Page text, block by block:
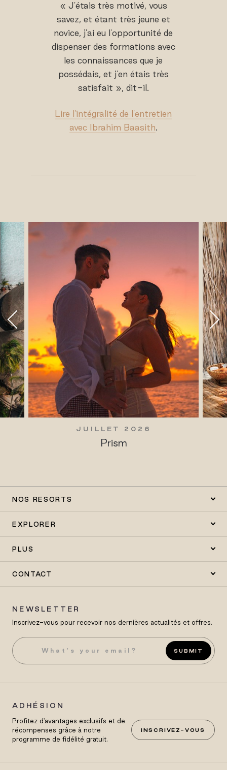
« J'étais très motivé, vous
savez, et étant très jeune et
novice, j'ai eu l'opportunité de
dispenser des formations avec
les connaissances que je
possédais, et j'en étais très
satisfait », dit-il.
Lire l'intégralité de l'entretien
avec Ibrahim Baasith.
JUILLET 2026
Traditions vivantes
NOS RESORTS
EXPLORER
PLUS
CONTACT
NEWSLETTER
Inscrivez-vous pour recevoir nos dernières actualités et offres.
SUBMIT
ADHÉSION
Profitez d'avantages exclusifs et de
récompenses grâce à notre
programme de fidélité gratuit.
INSCRIVEZ-VOUS